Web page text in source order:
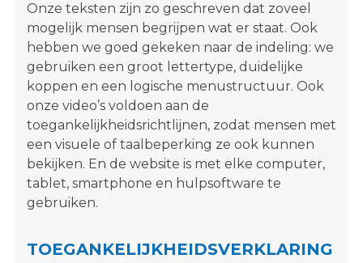
Onze teksten zijn zo geschreven dat zoveel
mogelijk mensen begrijpen wat er staat. Ook
hebben we goed gekeken naar de indeling: we
gebruiken een groot lettertype, duidelijke
koppen en een logische menustructuur. Ook
onze video’s voldoen aan de
toegankelijkheidsrichtlijnen, zodat mensen met
een visuele of taalbeperking ze ook kunnen
bekijken. En de website is met elke computer,
tablet, smartphone en hulpsoftware te
gebruiken.
TOEGANKELIJKHEIDSVERKLARING